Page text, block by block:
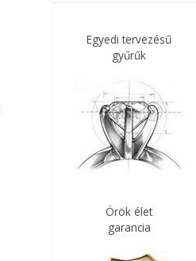
Egyedi tervezésű
gyűrűk
Örök élet
garancia